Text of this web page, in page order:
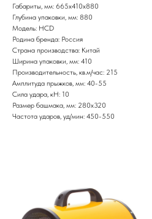
Габариты, мм: 665х410х880
Глубина упаковки, мм: 880
Модель: HCD
Родина бренда: Россия
Страна производства: Китай
Ширина упаковки, мм: 410
Производительность, кв.м/час: 215
Амплитуда прыжков, мм: 40-55
Сила удара, кН: 10
Размер башмака, мм: 280х320
Частота ударов, уд/мин: 450-550